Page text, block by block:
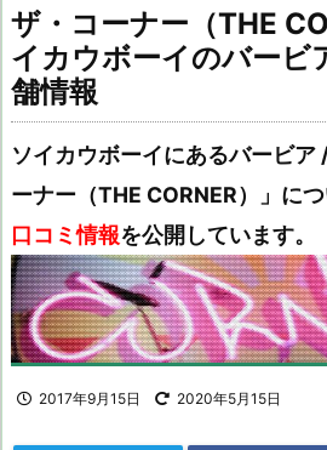
ザ・コーナー（THE
イカウボーイのバービ
舗情報
ソイカウボーイにあるバービア
ーナー（THE CORNER）」に
口コミ情報を公開しています。
2017年9月15日 2020年5月15日